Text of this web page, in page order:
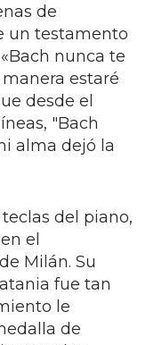
de
un testamento
nunca te
estaré
desde el
"Bach
alma dejó la
del piano,
el
Milán. Su
fue tan
le
de